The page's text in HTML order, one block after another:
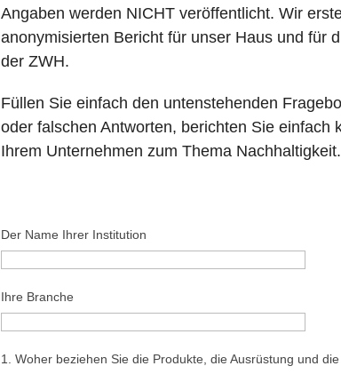
Angaben werden NICHT veröffentlicht. Wir
anonymisierten Bericht für unser Haus und für
der ZWH.
Füllen Sie einfach den untenstehenden
oder falschen Antworten, berichten Sie einfach
Ihrem Unternehmen zum Thema Nachhaltigkeit.
Der Name Ihrer Institution
Ihre Branche
1. Woher beziehen Sie die Produkte, die Ausrüstung und